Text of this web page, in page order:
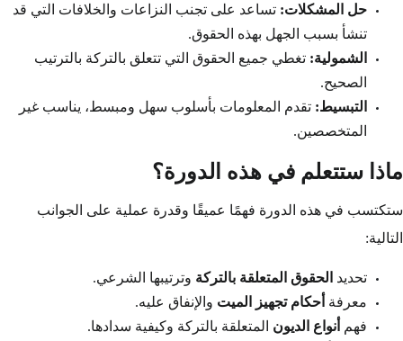
حل المشكلات: تساعد على تجنب النزاعات والخلافات التي قد
تنشأ بسبب الجهل بهذه الحقوق.
الشمولية: تغطي جميع الحقوق التي تتعلق بالتركة بالترتيب
الصحيح.
التبسيط: تقدم المعلومات بأسلوب سهل ومبسط، يناسب غير
المتخصصين.
ماذا ستتعلم في هذه الدورة؟
ستكتسب في هذه الدورة فهمًا عميقًا وقدرة عملية على الجوانب
التالية:
تحديد الحقوق المتعلقة بالتركة وترتيبها الشرعي.
معرفة أحكام تجهيز الميت والإنفاق عليه.
فهم أنواع الديون المتعلقة بالتركة وكيفية سدادها.